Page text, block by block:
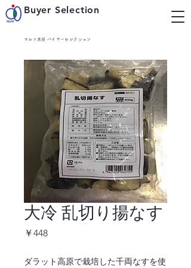
Buyer Selection
マルト水谷 バイヤーセレクション
大冷 乱切り揚なす
￥448価
ダラット高原で栽培した千両なすを使